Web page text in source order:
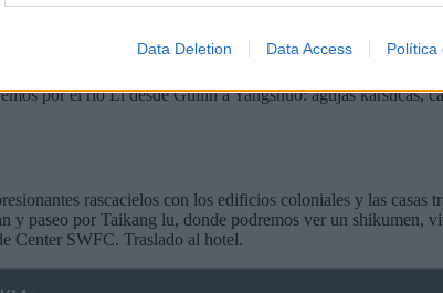
Data Deletion Data Access Política
con el centro histórico de esta antigua capital como con el
por el río Li desde Guilin a Yangshuo: agujas kársticas,
rascacielos con los edificios coloniales y las
y paseo por Taikang lu, donde podremos ver un
Center SWFC. Traslado al hotel.